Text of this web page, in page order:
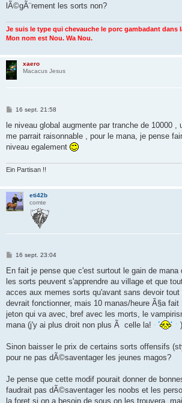
lÃ©gÃ¨rement les sorts non?
Je suis le type qui chevauche le porc gambadant dans
Mon nom est Nou. Wa Nou.
xaero
Macacus Jesus
M
s
a
g
16 sept. 21:58
le niveau global augmente par tranche de 10000 ,
me parrait raisonnable , pour le mana, je pense
niveau egalement
Ein Partisan !!
eti42b
comte
M
s
a
g
16 sept. 23:04
En fait je pense que c'est surtout le gain de mana
les sorts peuvent s'apprendre au village et que
acces aux memes sorts qu'avant sans devoir
devrait fonctionner, mais 10 manas/heure Ã§a
jeton qui va avec, bref avec les morts, le
mana (j'y ai plus droit non plus Ã celle la!
Sinon baisser le prix de certains sorts offensifs
pour ne pas dÃ©saventager les jeunes magos?
Je pense que cette modif pourait donner de
faudrait pas dÃ©saventager les noobs et les
la foret si on a besoin de sous on les trouvera,